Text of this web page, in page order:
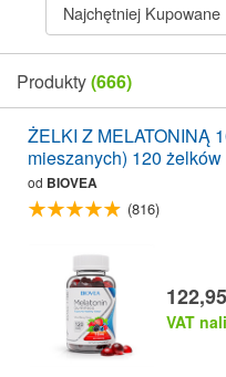
Najchętniej Kupowane
Produkty(666)
ŻELKI Z MELATONINĄ
mieszanych) 120 żelków
od BIOVEA
(816)
VAT